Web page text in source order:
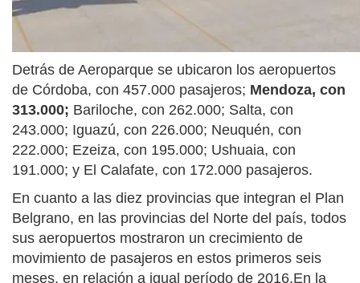
Detrás de Aeroparque se ubicaron los aeropuertos
de Córdoba, con 457.000 pasajeros; Mendoza, con
313.000; Bariloche, con 262.000; Salta, con
243.000; Iguazú, con 226.000; Neuquén, con
222.000; Ezeiza, con 195.000; Ushuaia, con
191.000; y El Calafate, con 172.000 pasajeros.
En cuanto a las diez provincias que integran el Plan
Belgrano, en las provincias del Norte del país, todos
sus aeropuertos mostraron un crecimiento de
movimiento de pasajeros en estos primeros seis
meses, en relación a igual período de 2016.En la